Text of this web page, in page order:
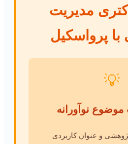
مدیریت
با پرواسکیل
💡
و عنوان کاربردی